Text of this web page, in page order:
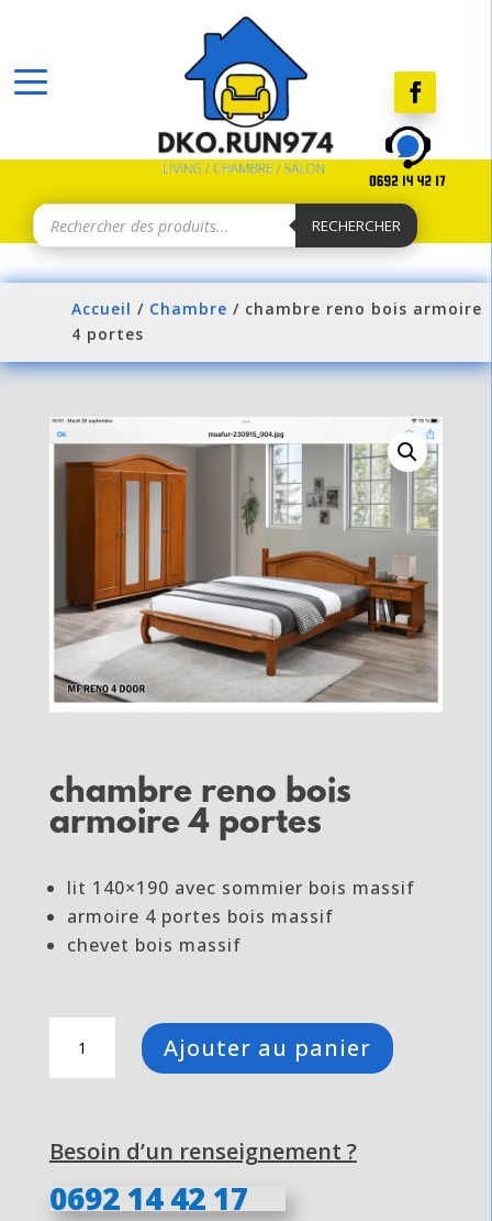
Recherche
produits
RECHERCHER
Accueil / Chambre / chambre reno bois armoire
4 portes
chambre reno bois
armoire 4 portes
lit 140×190 avec sommier bois massif
armoire 4 portes bois massif
chevet bois massif
chambre
armoire
portes
Ajouter au panier
Besoin d’un renseignement ?
0692 14 42 17